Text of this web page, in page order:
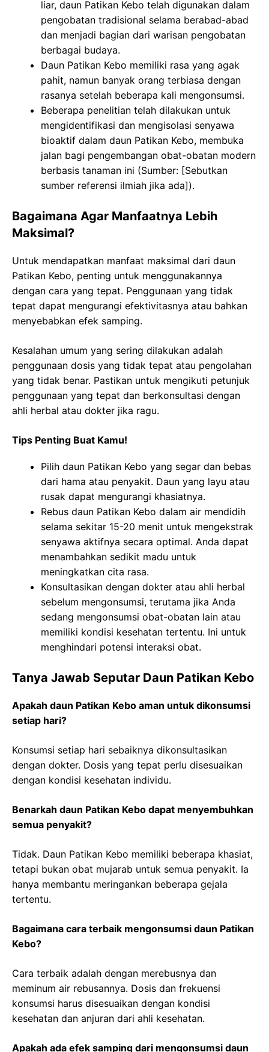
liar, daun Patikan Kebo telah digunakan dalam
pengobatan tradisional selama berabad-abad
dan menjadi bagian dari warisan pengobatan
berbagai budaya.
Daun Patikan Kebo memiliki rasa yang agak
pahit, namun banyak orang terbiasa dengan
rasanya setelah beberapa kali mengonsumsi.
Beberapa penelitian telah dilakukan untuk
mengidentifikasi dan mengisolasi senyawa
bioaktif dalam daun Patikan Kebo, membuka
jalan bagi pengembangan obat-obatan modern
berbasis tanaman ini (Sumber: [Sebutkan
sumber referensi ilmiah jika ada]).
Bagaimana Agar Manfaatnya Lebih
Maksimal?
Untuk mendapatkan manfaat maksimal dari daun
Patikan Kebo, penting untuk menggunakannya
dengan cara yang tepat. Penggunaan yang tidak
tepat dapat mengurangi efektivitasnya atau bahkan
menyebabkan efek samping.
Kesalahan umum yang sering dilakukan adalah
penggunaan dosis yang tidak tepat atau pengolahan
yang tidak benar. Pastikan untuk mengikuti petunjuk
penggunaan yang tepat dan berkonsultasi dengan
ahli herbal atau dokter jika ragu.
Tips Penting Buat Kamu!
Pilih daun Patikan Kebo yang segar dan bebas
dari hama atau penyakit. Daun yang layu atau
rusak dapat mengurangi khasiatnya.
Rebus daun Patikan Kebo dalam air mendidih
selama sekitar 15-20 menit untuk mengekstrak
senyawa aktifnya secara optimal. Anda dapat
menambahkan sedikit madu untuk
meningkatkan cita rasa.
Konsultasikan dengan dokter atau ahli herbal
sebelum mengonsumsi, terutama jika Anda
sedang mengonsumsi obat-obatan lain atau
memiliki kondisi kesehatan tertentu. Ini untuk
menghindari potensi interaksi obat.
Tanya Jawab Seputar Daun Patikan Kebo
Apakah daun Patikan Kebo aman untuk dikonsumsi
setiap hari?
Konsumsi setiap hari sebaiknya dikonsultasikan
dengan dokter. Dosis yang tepat perlu disesuaikan
dengan kondisi kesehatan individu.
Benarkah daun Patikan Kebo dapat menyembuhkan
semua penyakit?
Tidak. Daun Patikan Kebo memiliki beberapa khasiat,
tetapi bukan obat mujarab untuk semua penyakit. Ia
hanya membantu meringankan beberapa gejala
tertentu.
Bagaimana cara terbaik mengonsumsi daun Patikan
Kebo?
Cara terbaik adalah dengan merebusnya dan
meminum air rebusannya. Dosis dan frekuensi
konsumsi harus disesuaikan dengan kondisi
kesehatan dan anjuran dari ahli kesehatan.
Apakah ada efek samping dari mengonsumsi daun